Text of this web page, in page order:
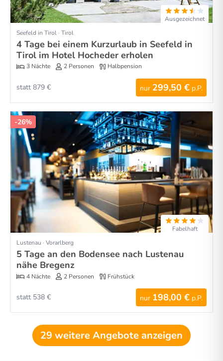
Ausgezeichnet
Seefeld in Tirol · Tirol
4 Tage bei einem Kurzurlaub in Seefeld in
Tirol im Hotel Hocheder erholen
3 Nächte 2 Personen Halbpension
nur 299,50 € p.P.
statt 879 €
-26%
Fabelhaft
Lustenau · Vorarlberg
5 Tage an den Bodensee nach Lustenau
nähe Bregenz
4 Nächte 2 Personen Frühstück
nur 198,00 € p.P.
statt 538 €
29 weitere Angebote anzeigen